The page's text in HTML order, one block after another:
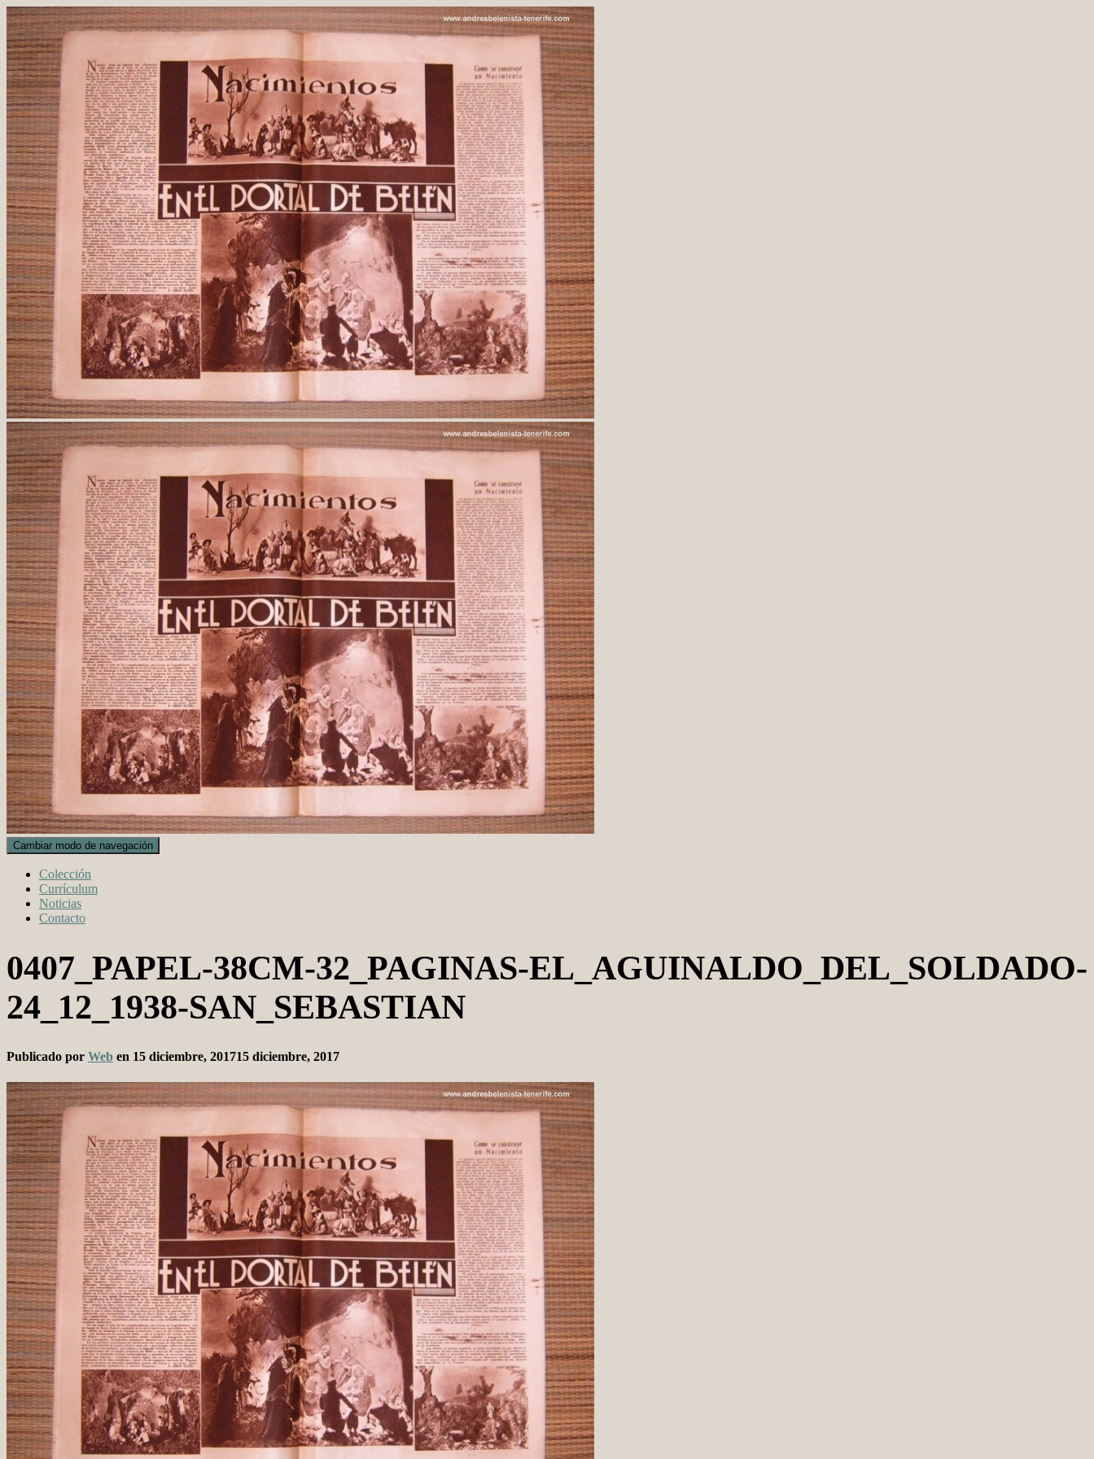
Cambiar modo de navegación
Colección
Currículum
Noticias
Contacto
0407_PAPEL-38CM-32_PAGINAS-EL_AGUINALDO_DEL_SOLDADO-
24_12_1938-SAN_SEBASTIAN
Publicado por Web en 15 diciembre, 201715 diciembre, 2017